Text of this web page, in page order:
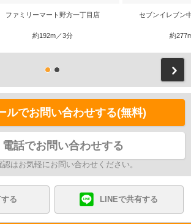
ファミリーマート野方一丁目店
約192m／3分
セブンイレブン
約
ルでお問い合わせする(無料)
電話でお問い合わせする
はお気軽にお問い合わせください。
る LINEで共有する